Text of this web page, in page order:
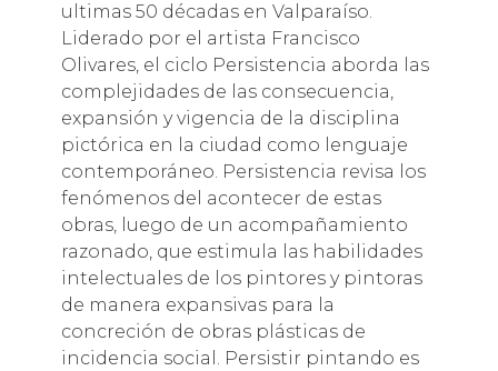
ultimas 50 décadas en Valparaíso.
Liderado por el artista Francisco
Olivares, el ciclo Persistencia aborda las
complejidades de las consecuencia,
expansión y vigencia de la disciplina
pictórica en la ciudad como lenguaje
contemporáneo. Persistencia revisa los
fenómenos del acontecer de estas
obras, luego de un acompañamiento
razonado, que estimula las habilidades
intelectuales de los pintores y pintoras
de manera expansivas para la
concreción de obras plásticas de
incidencia social. Persistir pintando es